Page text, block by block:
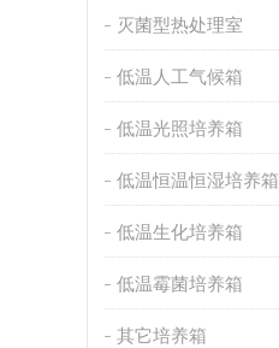
灭菌型热处理室
低温人工气候箱
低温光照培养箱
低温恒温恒湿培养箱
低温生化培养箱
低温霉菌培养箱
其它培养箱